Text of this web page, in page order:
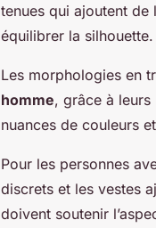
tenues qui ajoutent de
équilibrer la silhouette.
Les morphologies en
homme, grâce à
nuances de couleurs
Pour les personnes
discrets et les vestes
doivent soutenir